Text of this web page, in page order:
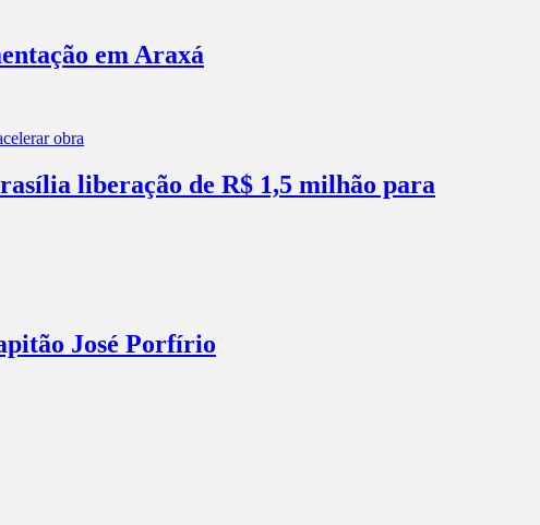
em Araxá
liberação de R$ 1,5 milhão para
José Porfírio